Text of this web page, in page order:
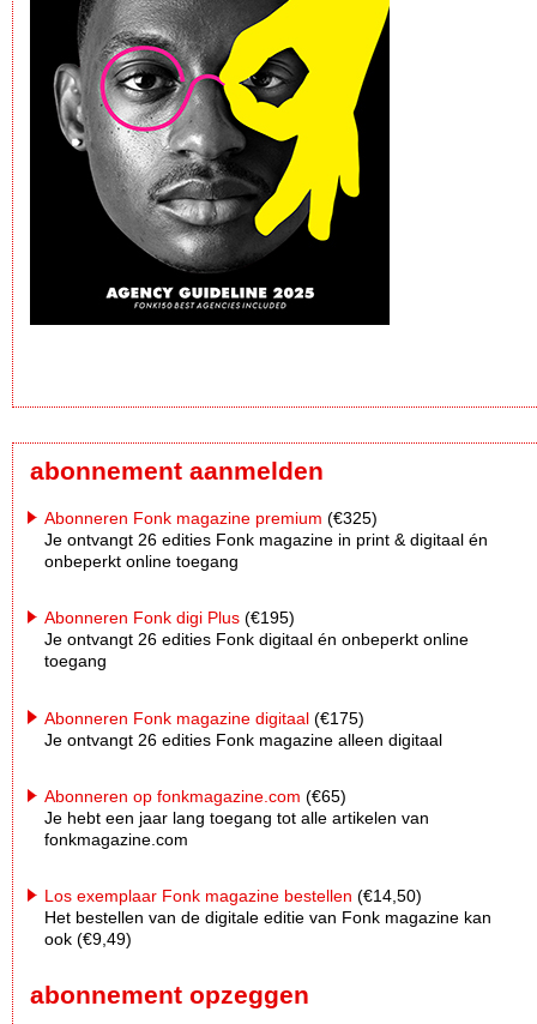
abonnement aanmelden
Abonneren Fonk magazine premium (€325)
Je ontvangt 26 edities Fonk magazine in print & digitaal én
onbeperkt online toegang
Abonneren Fonk digi Plus (€195)
Je ontvangt 26 edities Fonk digitaal én onbeperkt online
toegang
Abonneren Fonk magazine digitaal (€175)
Je ontvangt 26 edities Fonk magazine alleen digitaal
Abonneren op fonkmagazine.com (€65)
Je hebt een jaar lang toegang tot alle artikelen van
fonkmagazine.com
Los exemplaar Fonk magazine bestellen (€14,50)
Het bestellen van de digitale editie van Fonk magazine kan
ook (€9,49)
abonnement opzeggen